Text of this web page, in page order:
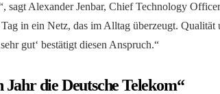
sagt Alexander Jenbar, Chief Technology
in ein Netz, das im Alltag überzeugt. Qualität
gut‘ bestätigt diesen Anspruch.“
die Deutsche Telekom“